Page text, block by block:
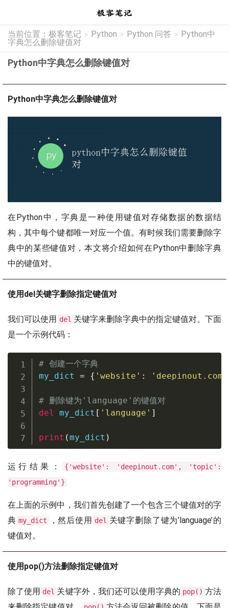
当前位置： 极客笔记 > Python > Python 问答 > Python中
字典怎么删除键值对
Python中字典怎么删除键值对
Python中字典怎么删除键值对
在Python中，字典是一种使用键值对存储数据的数据结
构，其中每个键都唯一对应一个值。有时候我们需要删除字
典中的某些键值对，本文将介绍如何在Python中删除字典
中的键值对。
使用del关键字删除指定键值对
我们可以使用 del 关键字来删除字典中的指定键值对。下面
是一个示例代码：
# 创建一个字典
my_dict = { 'website' : 'deepinout.com'
# 删除键为'language'的键值对
del my_dict [ 'language' ]
print (my_dict )
运行结果：
{'website': 'deepinout.com', 'topic':
'programming'}
在上面的示例中，我们首先创建了一个包含三个键值对的字
典 my_dict ，然后使用 del 关键字删除了键为’language’的
键值对。
使用pop()方法删除指定键值对
除了使用 del 关键字外，我们还可以使用字典的 pop() 方法